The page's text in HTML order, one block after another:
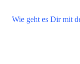
Wie geht es Dir mit